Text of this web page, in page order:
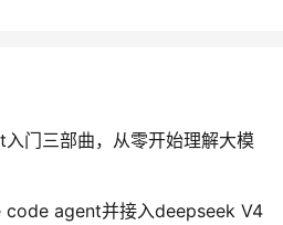
入门三部曲，从零开始理解大模
agent并接入deepseek V4